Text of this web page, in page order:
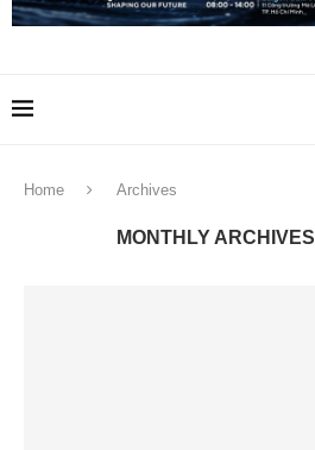
Home Archives
MONTHLY ARCHIVES